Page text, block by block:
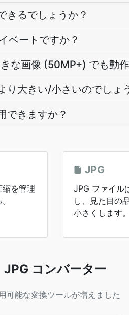
きるでしょうか？
ベートですか？
な画像 (50MP+) でも動
り大きい/小さいのでしょ
できますか？
縮を管理
JPG
JPG ファイル
し、見た目の
小さくします。
JPG コンバーター
可能な変換ツールが増えました